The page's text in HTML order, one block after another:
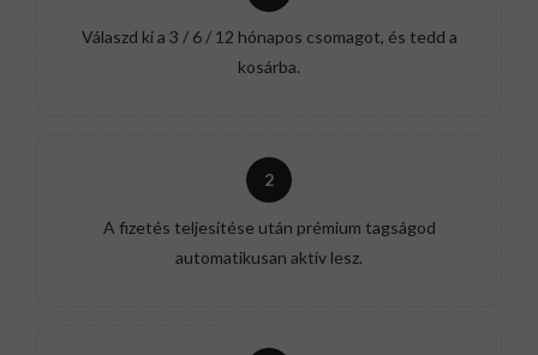
Válaszd ki a 3 / 6 / 12 hónapos csomagot, és tedd a
kosárba.
2
A fizetés teljesítése után prémium tagságod
automatikusan aktív lesz.